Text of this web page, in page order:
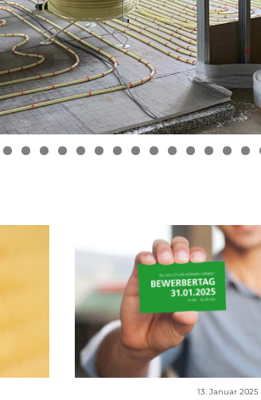
2 3 4 5 6 7 8 9 0 1 2 3 4 5
13. Januar 2025